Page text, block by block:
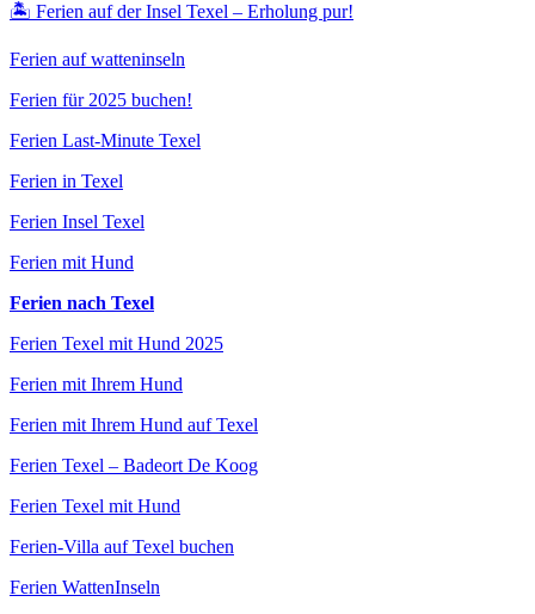
🏝️ Ferien auf der Insel Texel – Erholung pur!
Ferien auf watteninseln
Ferien für 2025 buchen!
Ferien Last-Minute Texel
Ferien in Texel
Ferien Insel Texel
Ferien mit Hund
Ferien nach Texel
Ferien Texel mit Hund 2025
Ferien mit Ihrem Hund
Ferien mit Ihrem Hund auf Texel
Ferien Texel – Badeort De Koog
Ferien Texel mit Hund
Ferien-Villa auf Texel buchen
Ferien WattenInseln